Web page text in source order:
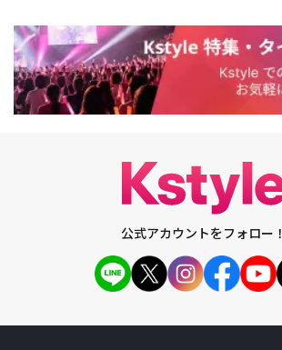
公式アカウントをフォロー！